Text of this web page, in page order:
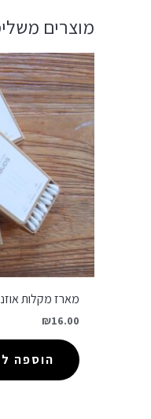
מוצרים
מארז מקלות
₪16.00
הוספה